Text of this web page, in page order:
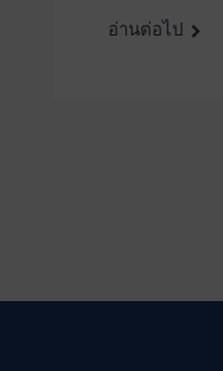
อ่านต่อไป